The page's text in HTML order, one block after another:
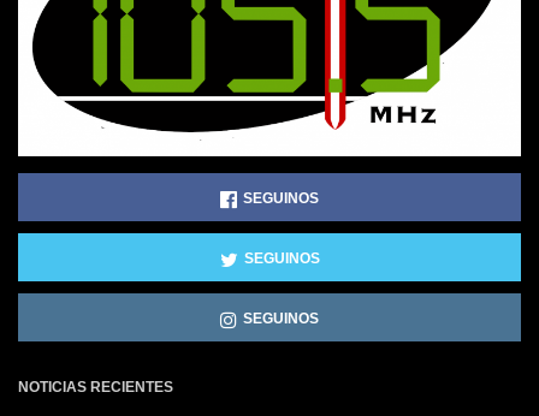
SEGUINOS
SEGUINOS
SEGUINOS
NOTICIAS RECIENTES